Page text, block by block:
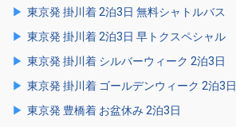
東京発 掛川着 2泊3日 無料シャトルバス
東京発 掛川着 2泊3日 早トクスペシャル
東京発 掛川着 シルバーウィーク 2泊3日
東京発 掛川着 ゴールデンウィーク 2泊3日
東京発 豊橋着 お盆休み 2泊3日